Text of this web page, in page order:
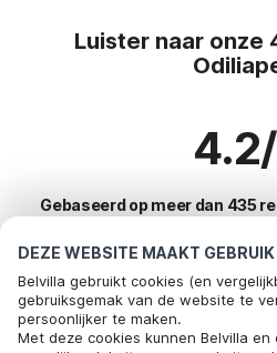
DEZE WEBSITE MAAKT
Belvilla gebruikt cookies (en
gebruiksgemak van de website te
persoonlijker te maken.
Met deze cookies kunnen Belvilla
Luister naar onze
Gebaseerd op meer dan 435
Meest populaire
vakantie